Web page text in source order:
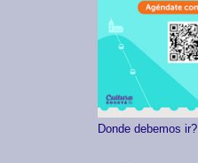
Donde debemos ir?